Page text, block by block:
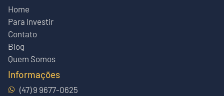
Home
Para Investir
Contato
Blog
Quem Somos
Informações
(47) 9 9677-0625